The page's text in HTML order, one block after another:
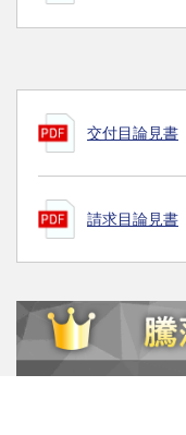
交付目論見書
請求目論見書